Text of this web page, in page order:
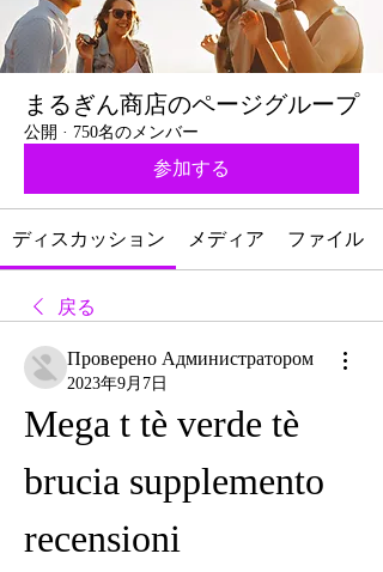
まるぎん商店のページグループ
公開 · 750名のメンバー
参加する
ディスカッション メディア ファイル
戻る
Проверено Администратором
2023年9月7日
Mega t tè verde tè
brucia supplemento
recensioni